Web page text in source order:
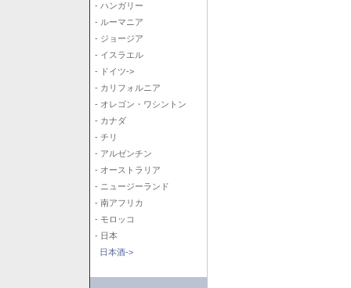
- ハンガリー
- ルーマニア
- ジョージア
- イスラエル
- ドイツ->
- カリフォルニア
- オレゴン・ワシントン
- カナダ
- チリ
- アルゼンチン
- オーストラリア
- ニュージーランド
- 南アフリカ
- モロッコ
- 日本
日本酒->